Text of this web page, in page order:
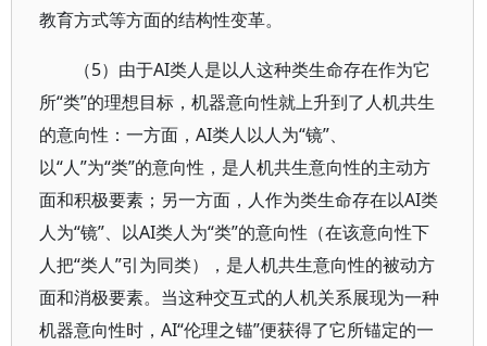
教育方式等方面的结构性变革。
（5）由于AI类人是以人这种类生命存在作为它
所“类”的理想目标，机器意向性就上升到了人机共生
的意向性：一方面，AI类人以人为“镜”、
以“人”为“类”的意向性，是人机共生意向性的主动方
面和积极要素；另一方面，人作为类生命存在以AI类
人为“镜”、以AI类人为“类”的意向性（在该意向性下
人把“类人”引为同类），是人机共生意向性的被动方
面和消极要素。当这种交互式的人机关系展现为一种
机器意向性时，AI“伦理之锚”便获得了它所锚定的一